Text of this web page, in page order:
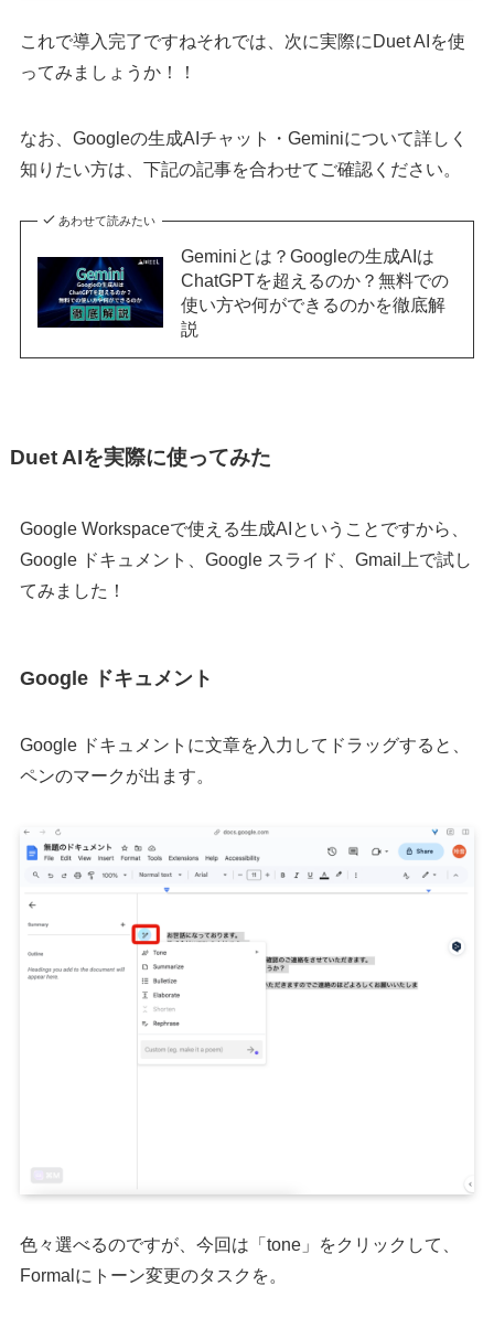
これで導入完了ですねそれでは、次に実際にDuet AIを使
ってみましょうか！！
なお、Googleの生成AIチャット・Geminiについて詳しく
知りたい方は、下記の記事を合わせてご確認ください。
あわせて読みたい
Geminiとは？Googleの生成AIは
ChatGPTを超えるのか？無料での
使い方や何ができるのかを徹底解
説
Duet AIを実際に使ってみた
Google Workspaceで使える生成AIということですから、
Google ドキュメント、Google スライド、Gmail上で試し
てみました！
Google ドキュメント
Google ドキュメントに文章を入力してドラッグすると、
ペンのマークが出ます。
色々選べるのですが、今回は「tone」をクリックして、
Formalにトーン変更のタスクを。